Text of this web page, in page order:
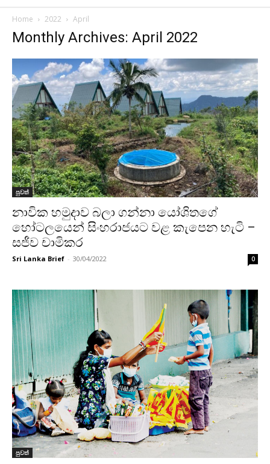
Home 2022 April
Monthly Archives: April 2022
පුවත්
නාවික හමුදාව බලා ගන්නා යෝශිතගේ
හෝටලයෙන් සිංහරාජයට වළ කැපෙන හැටි –
සජීව චාමිකර
Sri Lanka Brief - 30/04/2022 0
පුවත්